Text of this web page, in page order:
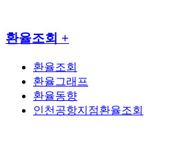
환율조회 +
환율조회
환율그래프
환율동향
인천공항지점환율조회